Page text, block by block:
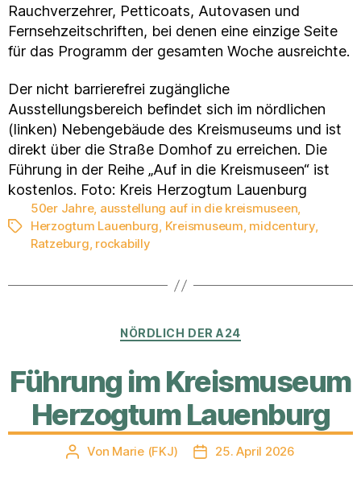
Rauchverzehrer, Petticoats, Autovasen und
Fernsehzeitschriften, bei denen eine einzige Seite
für das Programm der gesamten Woche ausreichte.
Der nicht barrierefrei zugängliche
Ausstellungsbereich befindet sich im nördlichen
(linken) Nebengebäude des Kreismuseums und ist
direkt über die Straße Domhof zu erreichen. Die
Führung in der Reihe „Auf in die Kreismuseen“ ist
kostenlos. Foto: Kreis Herzogtum Lauenburg
Schlagwörter
50er Jahre, ausstellung auf in die kreismuseen,
Herzogtum Lauenburg, Kreismuseum, midcentury,
Ratzeburg, rockabilly
Kategorien
NÖRDLICH DER A24
Führung im Kreismuseum
Herzogtum Lauenburg
Beitragsautor
Von Marie (FKJ) Veröffentlichungsdatum
25. April 2026